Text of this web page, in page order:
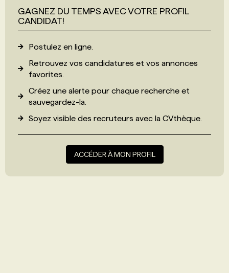
GAGNEZ DU TEMPS AVEC VOTRE PROFIL
CANDIDAT!
Postulez en ligne.
Retrouvez vos candidatures et vos annonces
favorites.
Créez une alerte pour chaque recherche et
sauvegardez-la.
Soyez visible des recruteurs avec la CVthèque
ACCÉDER À MON PROFIL